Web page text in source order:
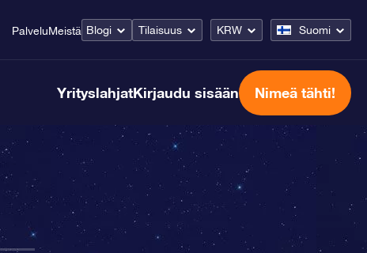
PalveluMeistä Blogi Tilaisuus KRW Suomi
YrityslahjatKirjaudu sisään Nimeä tähti!